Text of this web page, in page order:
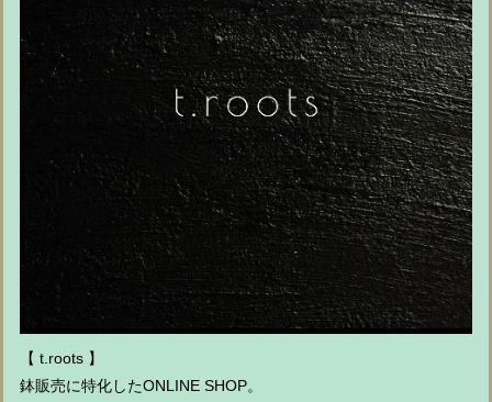
【 t.roots 】
鉢販売に特化したONLINE SHOP。